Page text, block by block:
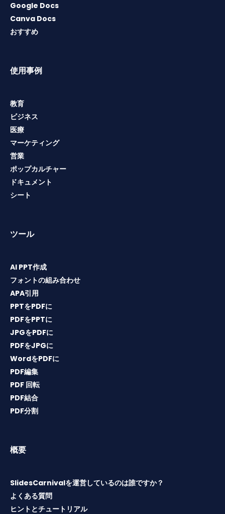
Google Docs
Canva Docs
おすすめ
使用事例
教育
ビジネス
医療
マーケティング
営業
ポップカルチャー
ドキュメント
シート
ツール
AI PPT作成
フォントの組み合わせ
APA引用
PPTをPDFに
PDFをPPTに
JPGをPDFに
PDFをJPGに
WordをPDFに
PDF編集
PDF 回転
PDF結合
PDF分割
概要
SlidesCarnivalを運営しているのは誰ですか？
よくある質問
ヒントとチュートリアル